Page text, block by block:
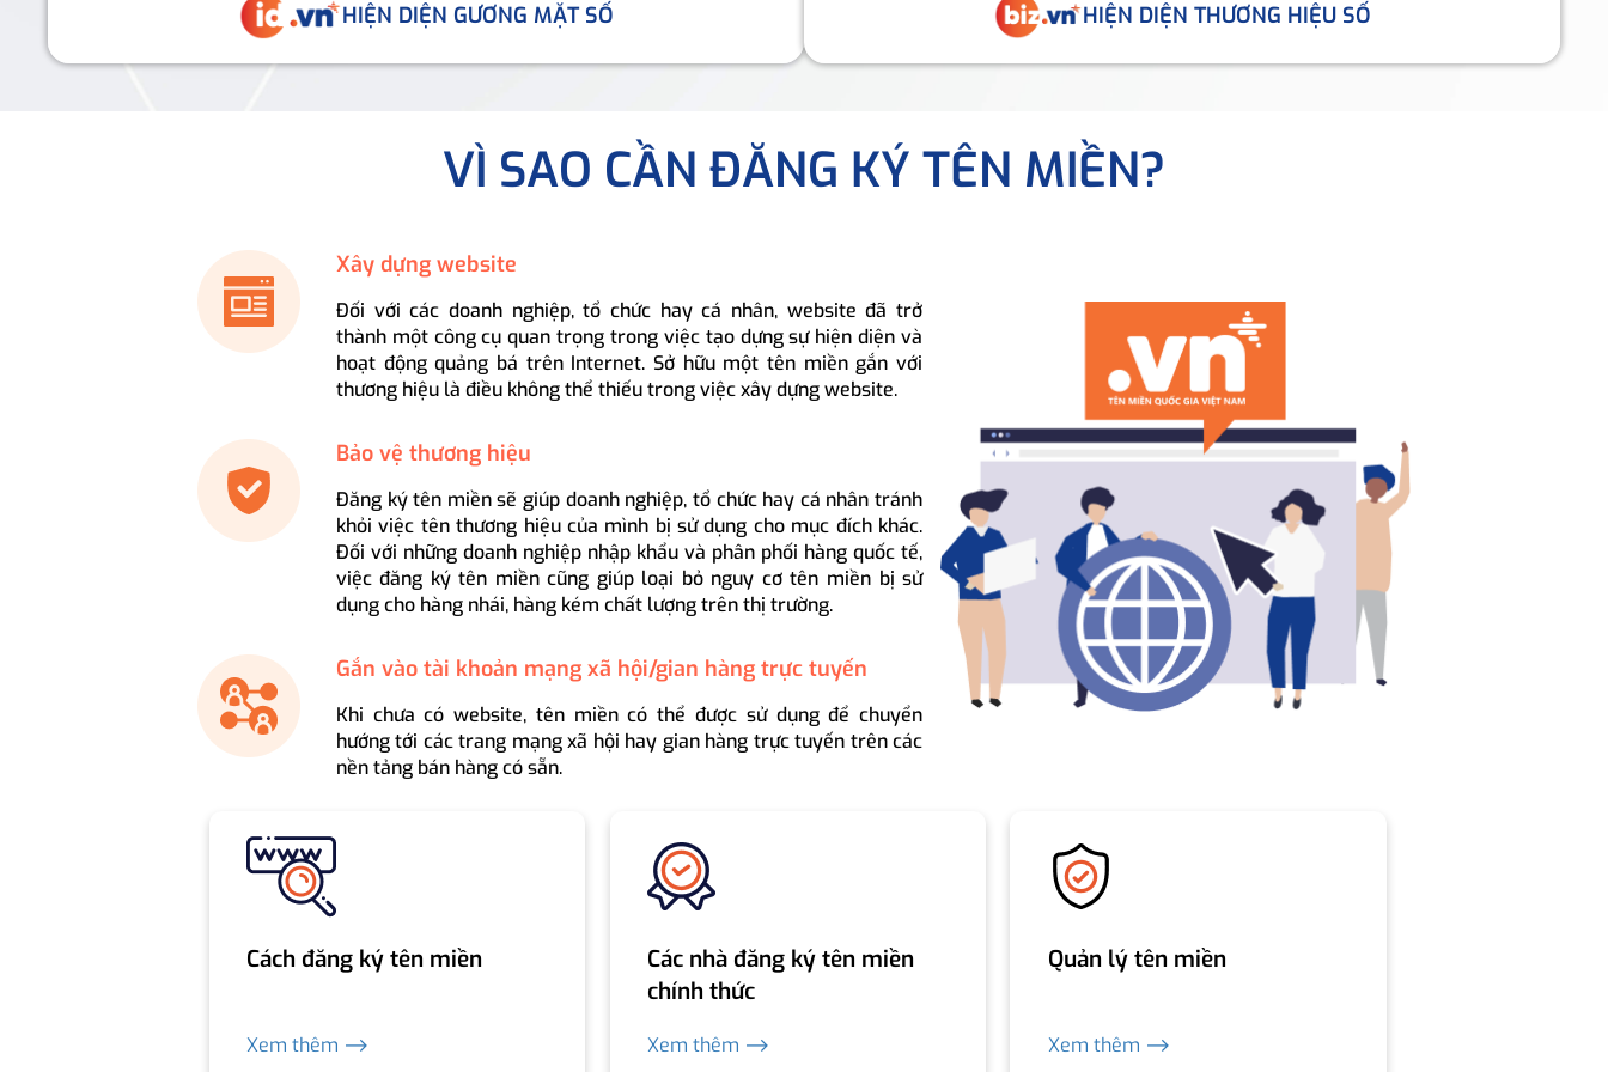
HIỆN DIỆN GƯƠNG MẶT SỐ HIỆN DIỆN THƯƠNG HIỆU SỐ
VÌ SAO CẦN ĐĂNG KÝ TÊN MIỀN?
Xây dựng website
Đối với các doanh nghiệp, tổ chức hay cá nhân, website đã trở
thành một công cụ quan trọng trong việc tạo dựng sự hiện diện và
hoạt động quảng bá trên Internet. Sở hữu một tên miền gắn với
thương hiệu là điều không thể thiếu trong việc xây dựng website.
Bảo vệ thương hiệu
Đăng ký tên miền sẽ giúp doanh nghiệp, tổ chức hay cá nhân tránh
khỏi việc tên thương hiệu của mình bị sử dụng cho mục đích khác.
Đối với những doanh nghiệp nhập khẩu và phân phối hàng quốc tế,
việc đăng ký tên miền cũng giúp loại bỏ nguy cơ tên miền bị sử
dụng cho hàng nhái, hàng kém chất lượng trên thị trường.
Gắn vào tài khoản mạng xã hội/gian hàng trực tuyến
Khi chưa có website, tên miền có thể được sử dụng để chuyển
hướng tới các trang mạng xã hội hay gian hàng trực tuyến trên các
nền tảng bán hàng có sẵn.
Cách đăng ký tên miền
Xem thêm ⟶
Các nhà đăng ký tên miền
chính thức
Xem thêm ⟶
Quản lý tên miền
Xem thêm ⟶